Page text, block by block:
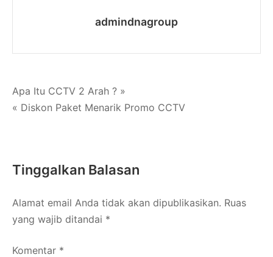
admindnagroup
Navigasi
pos
Apa Itu CCTV 2 Arah ? »
« Diskon Paket Menarik Promo CCTV
Tinggalkan Balasan
Alamat email Anda tidak akan dipublikasikan. Ruas
yang wajib ditandai *
Komentar *